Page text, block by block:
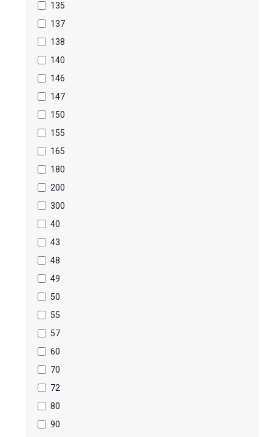
135
137
138
140
146
147
150
155
165
180
200
300
40
43
48
49
50
55
57
60
70
72
80
90